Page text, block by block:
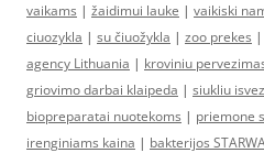
vaikams | žaidimui lauke | vaikiski
ciuozykla | su čiuožykla | zoo prekes |
agency Lithuania | kroviniu
griovimo darbai klaipeda | siukliu
biopreparatai nuotekoms | priemone
irenginiams kaina | bakterijos